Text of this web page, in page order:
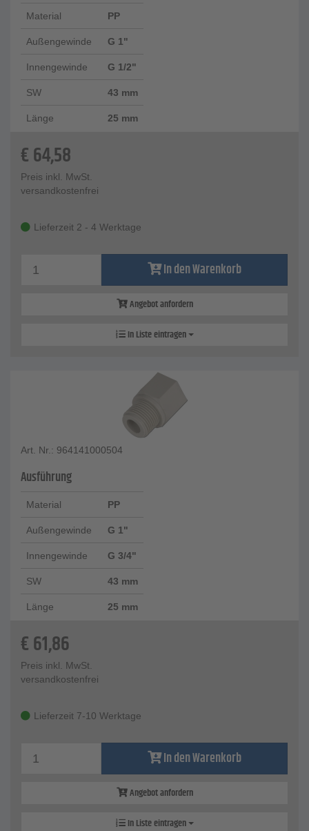
Material PP
Außengewinde G 1"
Innengewinde G 1/2"
SW 43 mm
Länge 25 mm
€64,58
Preis inkl. MwSt.
versandkostenfrei
Lieferzeit 2 - 4 Werktage
In den Warenkorb
Angebot anfordern
In Liste eintragen
Art. Nr.: 964141000504
Ausführung
Material PP
Außengewinde G 1"
Innengewinde G 3/4"
SW 43 mm
Länge 25 mm
€61,86
Preis inkl. MwSt.
versandkostenfrei
Lieferzeit 7-10 Werktage
In den Warenkorb
Angebot anfordern
In Liste eintragen